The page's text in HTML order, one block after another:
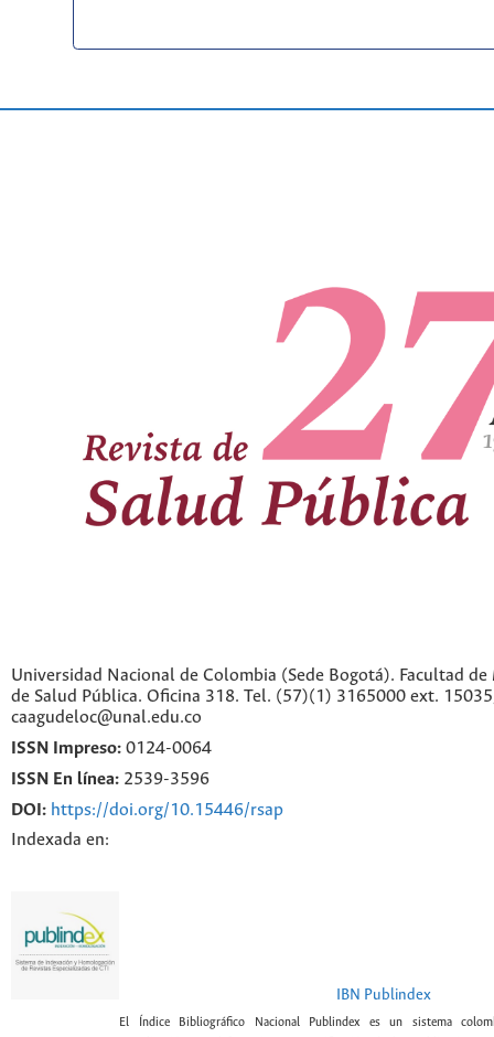
Universidad Nacional de Colombia (Sede Bogotá). Facultad
de Salud Pública. Oficina 318. Tel. (57)(1) 3165000 ext.
caagudeloc@unal.edu.co
ISSN Impreso: 0124-0064
ISSN En línea: 2539-3596
DOI: https://doi.org/10.15446/rsap
Indexada en:
IBN Publindex
El Índice Bibliográfico Nacional Publindex es un sistema